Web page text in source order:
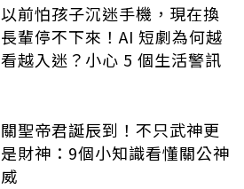
以前怕孩子沉迷手機，現在換
長輩停不下來！AI 短劇為何越
看越入迷？小心 5 個生活警訊
關聖帝君誕辰到！不只武神更
是財神：9個小知識看懂關公神
威